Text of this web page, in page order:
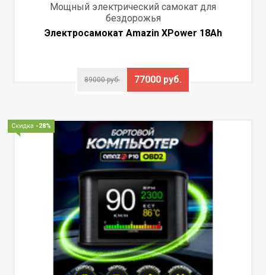
Мощный электрический самокат для
бездорожья
Электросамокат Amazin XPower 18Ah
89000 руб. 77000 руб.
Скидка -28%